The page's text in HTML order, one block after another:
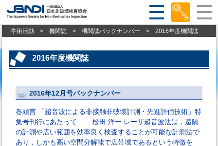
学術活動 > 機関誌 > 機関誌バックナンバー > 2016年度機関誌
2016年度機関誌
2016年12月号バックナンバー
巻頭言 「超音波による非接触非破壊計測・先進評価技術」特
集号刊行にあたって 松田 洋一 レーザ超音波法は，遠隔
の計測や広い範囲を効率良く検査することが可能な計測法で
あり，しかも高い空間分解能で広帯域であるという特徴を